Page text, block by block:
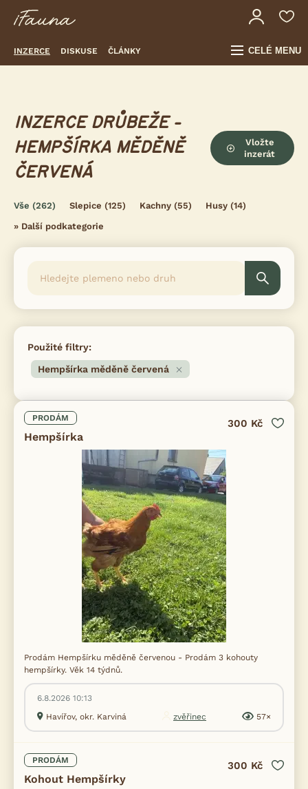
INZERCE DISKUSE ČLÁNKY CELÉ MENU
INZERCE DRŮBEŽE -
HEMPŠÍRKA MĚDĚNĚ
ČERVENÁ
Vložte
inzerát
Vše (262) Slepice (125) Kachny (55) Husy (14)
» Další podkategorie
Použité filtry:
Hempšírka měděně červená
PRODÁM
Hempšírka
300 Kč
Prodám Hempšírku měděně červenou - Prodám 3 kohouty
hempšírky. Věk 14 týdnů.
6.8.2026 10:13
Havířov, okr. Karviná
zvěřinec 57×
PRODÁM
Kohout Hempšírky
300 Kč